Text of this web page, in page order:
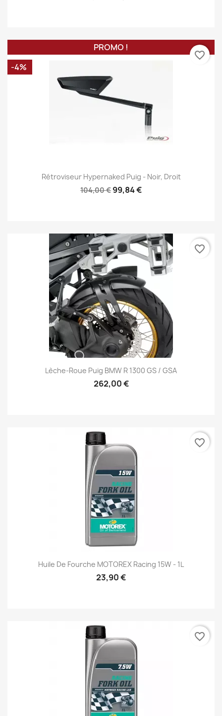
Rétroviseur Hypernaked Puig - Noir, Droit
104,00 € 99,84 €
PROMO !
-4%
favorite_border
Lèche-Roue Puig BMW R 1300 GS / GSA
262,00 €
favorite_border
Huile De Fourche MOTOREX Racing 15W - 1L
23,90 €
favorite_border
favorite_border